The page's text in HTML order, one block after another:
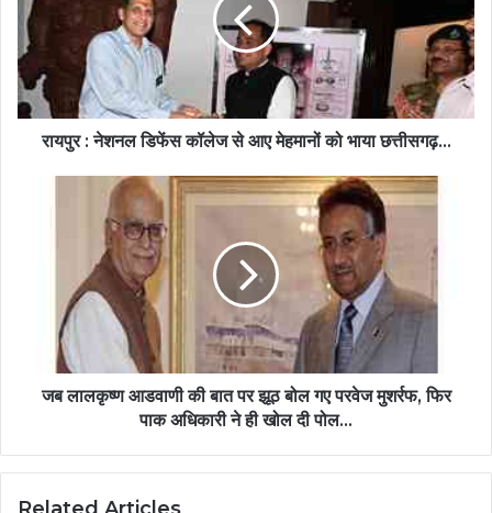
रायपुर : नेशनल डिफेंस कॉलेज से आए मेहमानों को भाया छत्तीसगढ़...
जब लालकृष्ण आडवाणी की बात पर झूठ बोल गए परवेज मुशर्रफ, फिर
पाक अधिकारी ने ही खोल दी पोल...